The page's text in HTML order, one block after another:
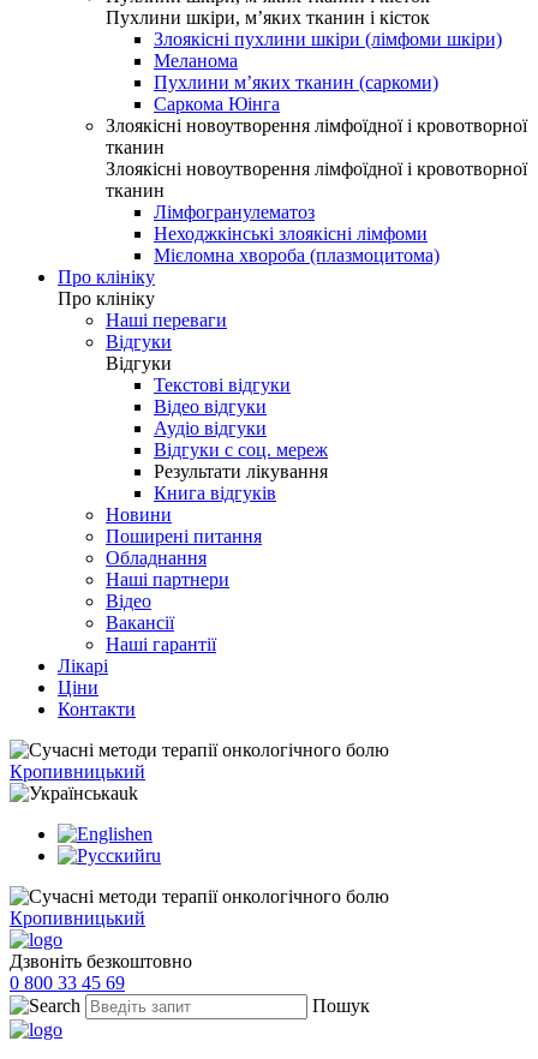
Пухлини шкіри, м’яких тканин і кісток
Злоякісні пухлини шкіри (лімфоми шкіри)
Меланома
Пухлини м’яких тканин (саркоми)
Саркома Юінга
Злоякісні новоутворення лімфоїдної і кровотворної
тканин
Злоякісні новоутворення лімфоїдної і кровотворної
тканин
Лімфогранулематоз
Неходжкінські злоякісні лімфоми
Мієломна хвороба (плазмоцитома)
Про клініку
Про клініку
Наші переваги
Відгуки
Відгуки
Текстові відгуки
Відео відгуки
Аудіо відгуки
Відгуки с соц. мереж
Результати лікування
Книга відгуків
Новини
Поширені питання
Обладнання
Наші партнери
Відео
Вакансії
Наші гарантії
Лікарі
Ціни
Контакти
Кропивницький
uk
en
ru
Кропивницький
Дзвоніть безкоштовно
0 800 33 45 69
Пошук